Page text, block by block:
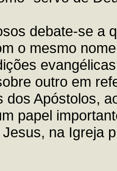
debate-se a
o mesmo
outro em
dos Apóstolos,
papel
na Igreja